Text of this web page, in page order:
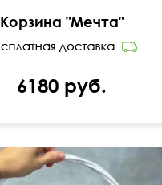
Корзина "Мечта"
6180 руб.